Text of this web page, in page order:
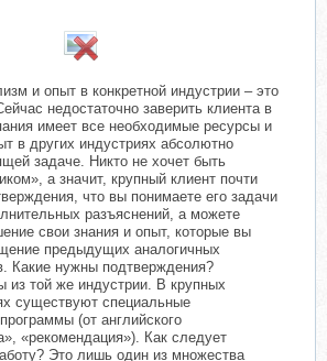
и опыт в конкретной индустрии – это
недостаточно заверить клиента в
имеет все необходимые ресурсы и
в других индустриях абсолютно
задаче. Никто не хочет быть
а значит, крупный клиент почти
что вы понимаете его задачи
разъяснений, а можете
свои знания и опыт, которые вы
предыдущих аналогичных
Какие нужны подтверждения?
из той же индустрии. В крупных
существуют специальные
(от английского
«рекомендация»). Как следует
Это лишь один из множества